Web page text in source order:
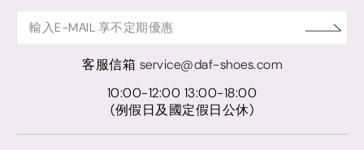
客服信箱 service@daf-shoes.com
10:00-12:00 13:00-18:00
(例假日及國定假日公休)